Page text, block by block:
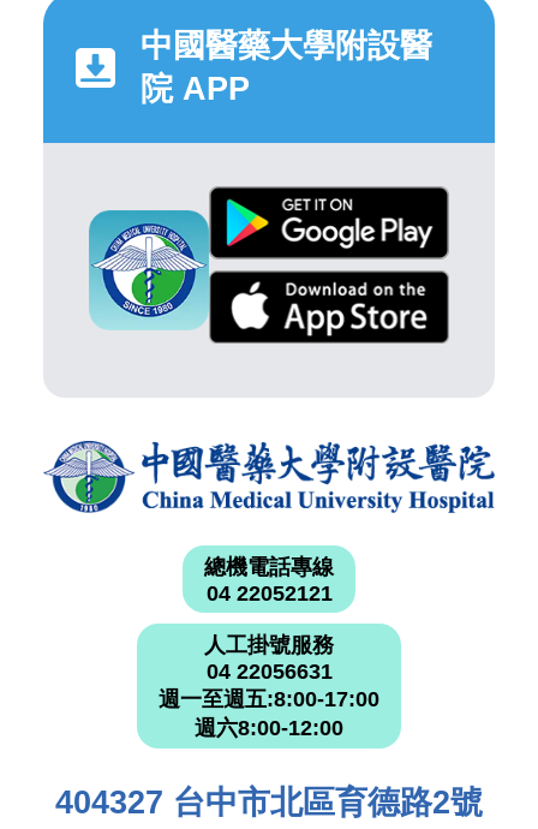
中國醫藥大學附設醫
院 APP
總機電話專線
04 22052121
人工掛號服務
04 22056631
週一至週五:8:00-17:00
週六8:00-12:00
404327 台中市北區育德路2號